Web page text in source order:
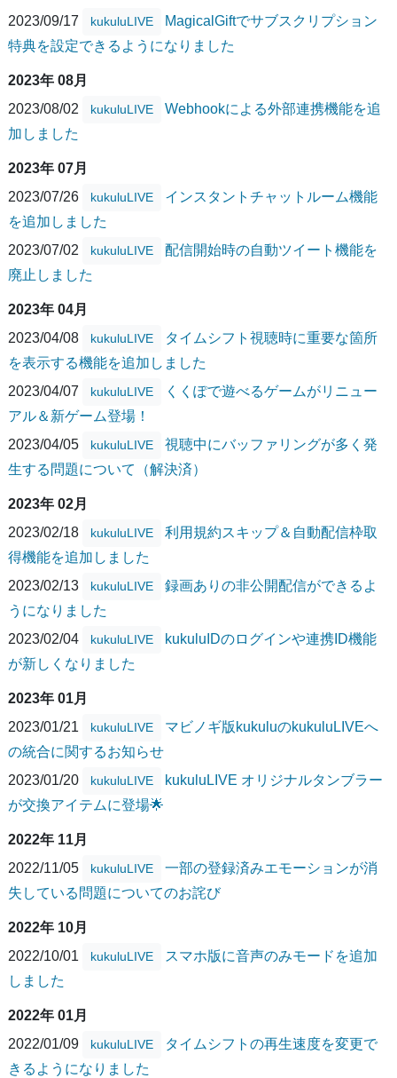
2023/09/17 kukuluLIVE
MagicalGiftでサブスクリプション
特典を設定できるようになりました
2023年 08月
2023/08/02
kukuluLIVE
Webhookによる外部連携機能を追
加しました
2023年 07月
2023/07/26
kukuluLIVE
インスタントチャットルーム機能
を追加しました
2023/07/02
kukuluLIVE
配信開始時の自動ツイート機能を
廃止しました
2023年 04月
2023/04/08
kukuluLIVE
タイムシフト視聴時に重要な箇所
を表示する機能を追加しました
2023/04/07
kukuluLIVE
くくぽで遊べるゲームがリニュー
アル＆新ゲーム登場！
2023/04/05
kukuluLIVE
視聴中にバッファリングが多く発
生する問題について（解決済）
2023年 02月
2023/02/18
kukuluLIVE
利用規約スキップ＆自動配信枠取
得機能を追加しました
2023/02/13
kukuluLIVE
録画ありの非公開配信ができるよ
うになりました
2023/02/04
kukuluLIVE
kukuluIDのログインや連携ID機能
が新しくなりました
2023年 01月
2023/01/21
kukuluLIVE
マビノギ版kukuluのkukuluLIVEへ
の統合に関するお知らせ
2023/01/20
kukuluLIVE
kukuluLIVE オリジナルタンブラー
が交換アイテムに登場🌟
2022年 11月
2022/11/05
kukuluLIVE
一部の登録済みエモーションが消
失している問題についてのお詫び
2022年 10月
2022/10/01
kukuluLIVE
スマホ版に音声のみモードを追加
しました
2022年 01月
2022/01/09
kukuluLIVE
タイムシフトの再生速度を変更で
きるようになりました